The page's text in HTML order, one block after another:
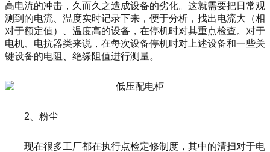
高电流的冲击，久而久之造成设备的劣化。这就需要把日常观
测到的电流、温度实时记录下来，便于分析，找出电流大（相
对于额定值）、温度高的设备，在停机时对其重点检查。对于
电机、电抗器类来说，在每次设备停机时对上述设备和一些关
键设备的电阻、绝缘阻值进行测量。
2、粉尘
现在很多工厂都在执行点检定修制度，其中的清扫对于电